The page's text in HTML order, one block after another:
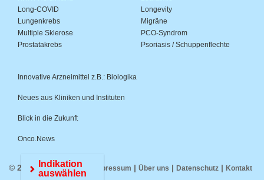
Long-COVID
Longevity
Lungenkrebs
Migräne
Multiple Sklerose
PCO-Syndrom
Prostatakrebs
Psoriasis / Schuppenflechte
Innovative Arzneimittel z.B.: Biologika
Neues aus Kliniken und Instituten
Blick in die Zukunft
Onco.News
© 2026 Medwiss.de | Impressum | Über uns | Datenschutz | Kontakt
Indikation
auswählen